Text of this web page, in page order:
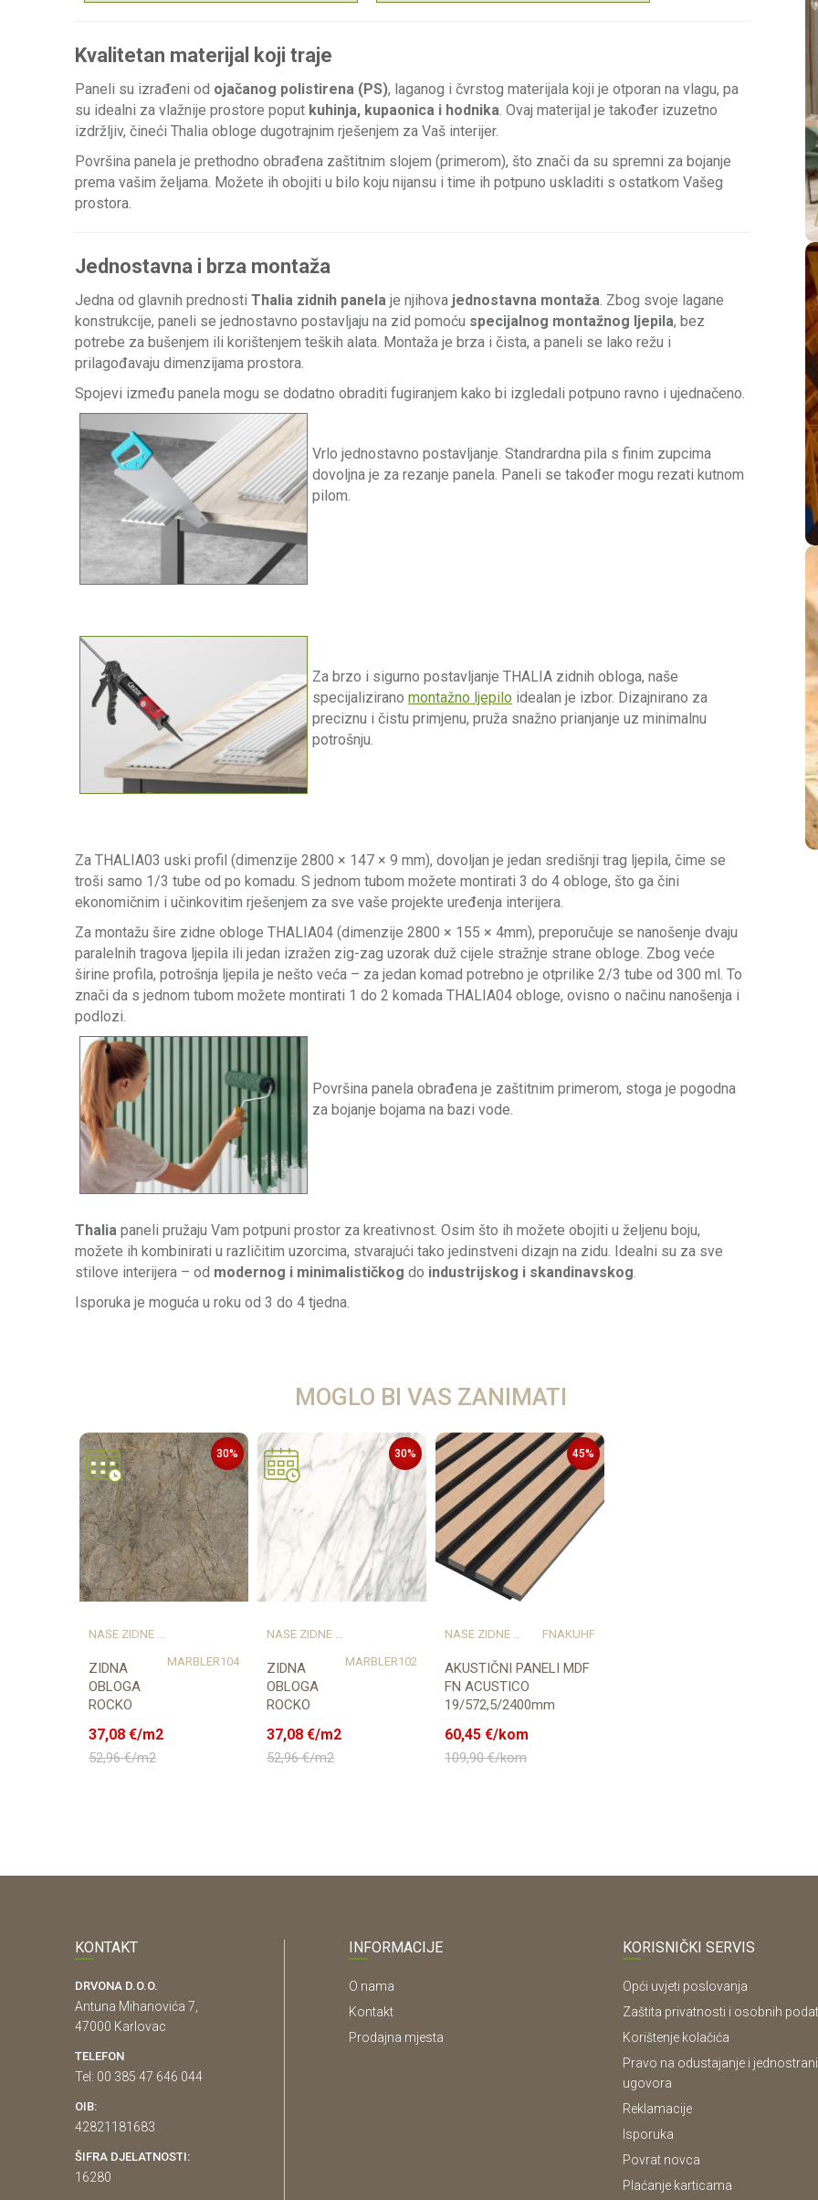
Kva litetan materijal koji traje
Paneli su izrađeni od ojačanog polistirena (PS), laganog i čvrstog materijala koji je otporan na vlagu, pa
su idealni za vlažnije prostore poput kuhinja, kupaonica i hodnika. Ovaj materijal je također izuzetno
izdržljiv, čineći Thalia obloge dugotrajnim rješenjem za Vaš interijer.
Površina panela je prethodno obrađena zaštitnim slojem (primerom), što znači da su spremni za bojanje
prema vašim željama. Možete ih obojiti u bilo koju nijansu i time ih potpuno uskladiti s ostatkom Vašeg
prostora.
Jednostavna i brza montaža
Jedna od glavnih prednosti Thalia zidnih panela je njihova jednostavna montaža. Zbog svoje lagane
konstrukcije, paneli se jednostavno postavljaju na zid pomoću specijalnog montažnog ljepila, bez
potrebe za bušenjem ili korištenjem teških alata. Montaža je brza i čista, a paneli se lako režu i
prilagođavaju dimenzijama prostora.
Spojevi između panela mogu se dodatno obraditi fugiranjem kako bi izgledali potpuno ravno i ujednačeno.
Vrlo jednostavno postavljanje. Standrardna pila s finim zupcima
dovoljna je za rezanje panela. Paneli se također mogu rezati kutnom
pilom.
Za brzo i sigurno postavljanje THALIA zidnih obloga, naše
specijalizirano montažno ljepilo idealan je izbor. Dizajnirano za
preciznu i čistu primjenu, pruža snažno prianjanje uz minimalnu
potrošnju.
Za THALIA03 uski profil (dimenzije 2800 × 147 × 9 mm), dovoljan je jedan središnji trag ljepila, čime se
troši samo 1/3 tube od po komadu. S jednom tubom možete montirati 3 do 4 obloge, što ga čini
ekonomičnim i učinkovitim rješenjem za sve vaše projekte uređenja interijera.
Za montažu šire zidne obloge THALIA04 (dimenzije 2800 × 155 × 4mm), preporučuje se nanošenje dvaju
paralelnih tragova ljepila ili jedan izražen zig-zag uzorak duž cijele stražnje strane obloge. Zbog veće
širine profila, potrošnja ljepila je nešto veća – za jedan komad potrebno je otprilike 2/3 tube od 300 ml. To
znači da s jednom tubom možete montirati 1 do 2 komada THALIA04 obloge, ovisno o načinu nanošenja i
podlozi.
Površina panela obrađena je zaštitnim primerom, stoga je pogodna
za bojanje bojama na bazi vode.
Thalia paneli pružaju Vam potpuni prostor za kreativnost. Osim što ih možete obojiti u željenu boju,
možete ih kombinirati u različitim uzorcima, stvarajući tako jedinstveni dizajn na zidu. Idealni su za sve
stilove interijera – od modernog i minimalističkog do industrijskog i skandinavskog.
Isporuka je moguća u roku od 3 do 4 tjedna.
MOGLO BI VAS ZANIMATI
30%
NAŠE ZIDNE OBLOGE PROSTORU DAJU KARAKTER I TOPLINU
MARBLER104
ZIDNA
OBLOGA
ROCKO
4mm
1230/2800
37,08 €/m2
52,96€/m2
30%
NAŠE ZIDNE OBLOGE PROSTORU DAJU KARAKTER I TOPLINU
MARBLER102
ZIDNA
OBLOGA
ROCKO
4mm
1230/2800
37,08 €/m2
52,96€/m2
45%
NAŠE ZIDNE OBLOGE PROSTORU DAJU KARAKTER I TOPLINU FNAKUHF
AKUSTIČNI PANELI MDF
FN ACUSTICO
19/572,5/2400mm
60,45 €/kom
109,90€/kom
KONTAKT
DRVONA D.O.O.
Antuna Mihanovića 7,
47000 Karlovac
TELEFON
Tel: 00 385 47 646 044
OIB:
42821181683
ŠIFRA DJELATNOSTI:
16280
INFORMACIJE
O nama
Kontakt
Prodajna mjesta
KORISNIČKI SERVIS
Opći uvjeti poslovanja
Zaštita privatnosti i osobnih
Korištenje kolačića
Pravo na odustajanje i
ugovora
Reklamacije
Isporuka
Povrat novca
Plaćanje karticama